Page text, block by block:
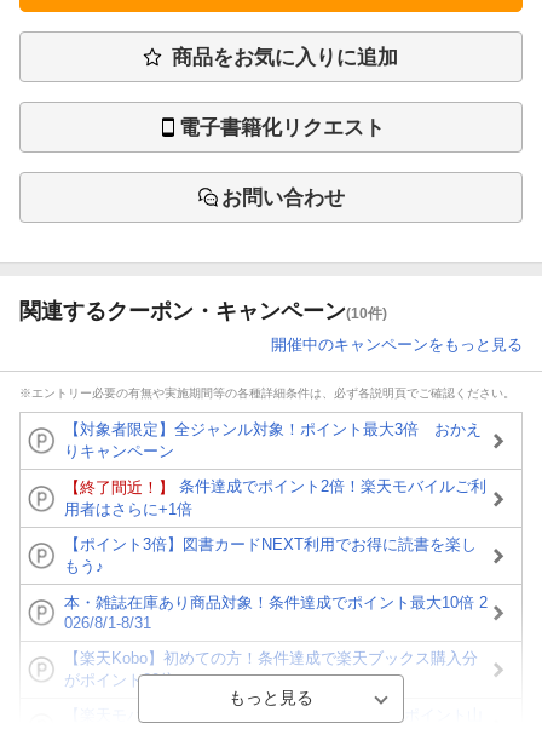
商品をお気に入りに追加
電子書籍化リクエスト
お問い合わせ
関連するクーポン・キャンペーン(10件)
開催中のキャンペーンをもっと見る
※エントリー必要の有無や実施期間等の各種詳細条件は、必ず各説明頁でご確認ください。
【対象者限定】全ジャンル対象！ポイント最大3倍 おかえ
りキャンペーン
【終了間近！】
条件達成でポイント2倍！楽天モバイルご利
用者はさらに+1倍
【ポイント3倍】図書カードNEXT利用でお得に読書を楽し
もう♪
本・雑誌在庫あり商品対象！条件達成でポイント最大10倍 2
026/8/1-8/31
【楽天Kobo】初めての方！条件達成で楽天ブックス購入分
がポイント20倍
【楽天モバイルご利用者限定】条件達成で100万ポイント山